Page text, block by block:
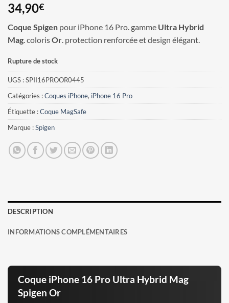
34,90€
Coque Spigen pour iPhone 16 Pro. gamme Ultra Hybrid
Mag. colorisOr. protection renforcée et design élégant.
Rupture de stock
UGS :SPII16PROOR0445
Catégories :Coques iPhone, iPhone 16 Pro
Étiquette :Coque MagSafe
Marque :Spigen
DESCRIPTION
INFORMATIONS COMPLÉMENTAIRES
Coque iPhone 16 Pro Ultra Hybrid Mag
Spigen Or